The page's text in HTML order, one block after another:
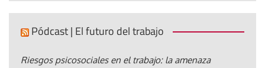
Pódcast | El futuro del trabajo
Riesgos psicosociales en el trabajo: la amenaza